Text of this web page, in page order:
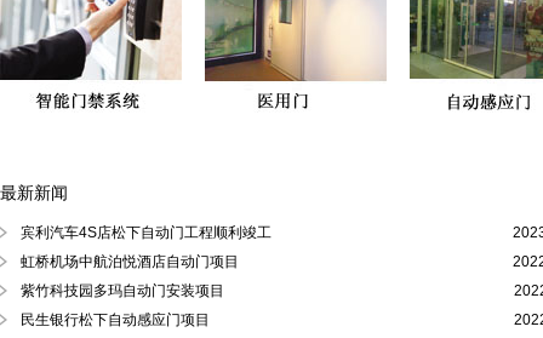
最新新闻
宾利汽车4S店松下自动门工程顺利竣工
虹桥机场中航泊悦酒店自动门项目
紫竹科技园多玛自动门安装项目
民生银行松下自动感应门项目